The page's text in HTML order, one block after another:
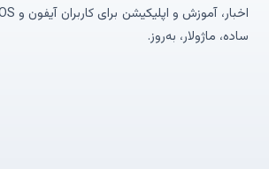
ساده، ماژولار، به‌روز.